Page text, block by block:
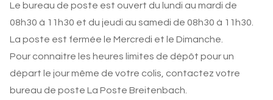
Le bureau de poste est ouvert du lundi au mardi de
08h30 à 11h30 et du jeudi au samedi de 08h30 à 11h30.
La poste est fermée le Mercredi et le Dimanche.
Pour connaitre les heures limites de dépôt pour un
départ le jour même de votre colis, contactez votre
bureau de poste La Poste Breitenbach.